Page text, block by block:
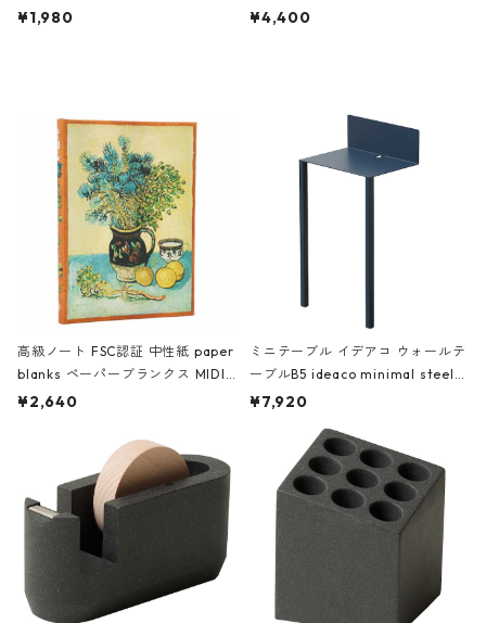
ch 3532 ルートート WR.ポーチ.ラ
¥1,980
AKU Timeless 100パーセント ス
¥4,400
高級ノート FSC認証 中性紙 paper
blanks ペーパーブランクス MIDI
ハードカバー 罫線 ヴァン・ゴッホ
¥2,640
ミニテーブル イデアコ ウォールテ
ーブルB5 ideaco minimal steel f
urniture WALL Table B5 ネイビー
¥7,920